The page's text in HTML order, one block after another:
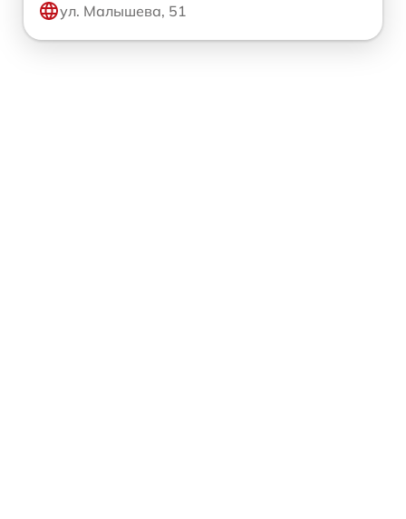
ул. Малышева, 51